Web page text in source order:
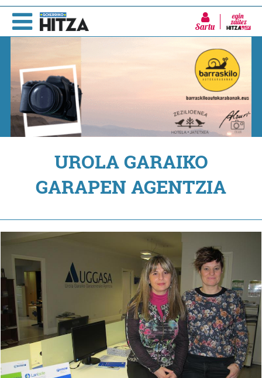
Sartu
UROLA GARAIKO
GARAPEN AGENTZIA